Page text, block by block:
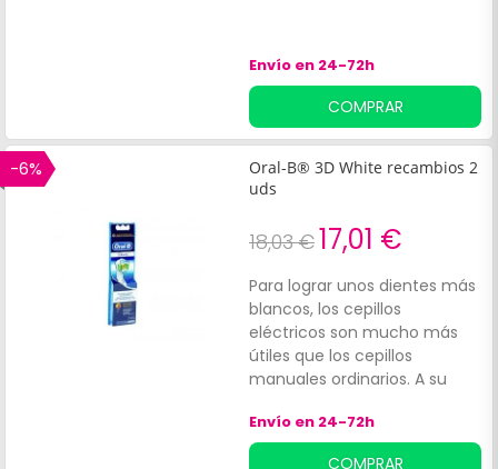
Envío en 24-72h
COMPRAR
-6%
Oral-B® 3D White recambios 2
uds
18,03 €17,01 €
Para lograr unos dientes más
blancos, los cepillos
eléctricos son mucho más
útiles que los cepillos
manuales ordinarios. A su
suman, en el caso de
productos como Oral-B® 3D
Envío en 24-72h
COMPRAR